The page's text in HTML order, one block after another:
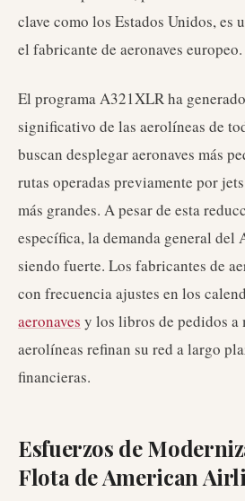
clave como los Estados Unidos, es
el fabricante de aeronaves europeo.
El programa A321XLR ha
significativo de las aerolíneas de
buscan desplegar aeronaves más
rutas operadas previamente por
más grandes. A pesar de esta
específica, la demanda general del
siendo fuerte. Los fabricantes de
con frecuencia ajustes en los
aeronaves y los libros de pedidos a
aerolíneas refinan su red a largo
financieras.
Esfuerzos de
Flota de American